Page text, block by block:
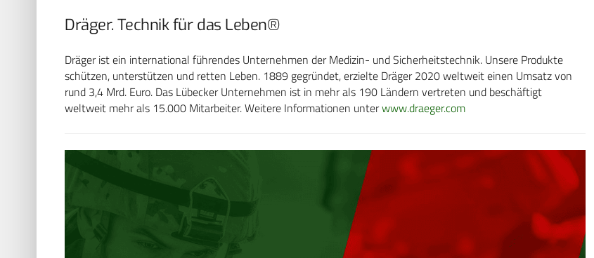
Dräger. Technik für das Leben®
Dräger ist ein international führendes Unternehmen der Medizin- und Sicherheitstechnik. Unsere Produkte
schützen, unterstützen und retten Leben. 1889 gegründet, erzielte Dräger 2020 weltweit einen Umsatz von
rund 3,4 Mrd. Euro. Das Lübecker Unternehmen ist in mehr als 190 Ländern vertreten und beschäftigt
weltweit mehr als 15.000 Mitarbeiter. Weitere Informationen unterwww.draeger.com